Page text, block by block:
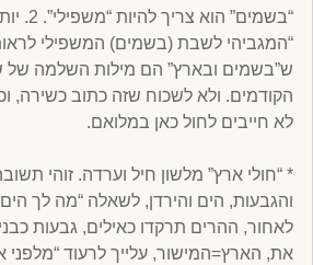
“בשמים”
“המגביהי לשבת (בשמים) המשפילי
ש”בשמים ובארץ” הם מילות השלמה של
הקודמים. ולא לשכוח שזה כתוב כשירה,
לא חייבים לחול כאן במלואם.
* “חולי ארץ” מלשון חיל וערדה. זוהי
והגבעות, הים והירדן, לשאלה “מה לך הים
לאחור, ההרים תרקדו כאילים, גבעות
את, הארץ=המישור, עלייך לרעוד “מלפני